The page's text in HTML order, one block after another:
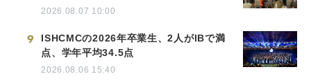
2026.08.07 10:00
9
ISHCMCの2026年卒業生、2人がIBで満
点、学年平均34.5点
2026.08.06 15:40